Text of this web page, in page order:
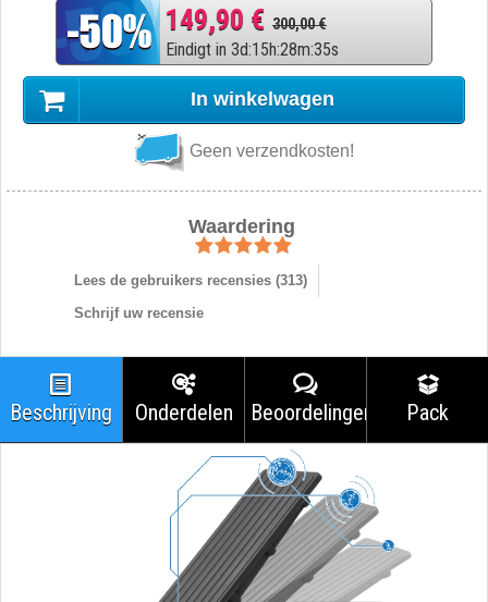
149,90 € 300,00 €
Eindigt in 3d:15h:28m:34s
In winkelwagen
Geen verzendkosten!
Waardering
Lees de gebruikers recensies (313)
Schrijf uw recensie
Beschrijving Onderdelen Beoordelingen Pack